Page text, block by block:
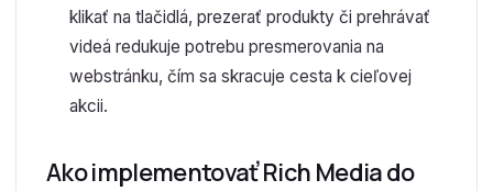
klikať na tlačidlá, prezerať produkty či prehrávať
videá redukuje potrebu presmerovania na
webstránku, čím sa skracuje cesta k cieľovej
akcii.
Ako implementovať Rich Media do